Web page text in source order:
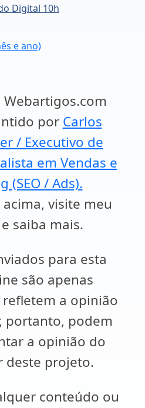
Digital 10h
e ano)
por Carlos
/ Executivo de
em Vendas e
(SEO / Ads).
visite meu
saiba mais.
para esta
são apenas
a opinião
portanto, podem
a opinião do
deste projeto.
conteúdo ou